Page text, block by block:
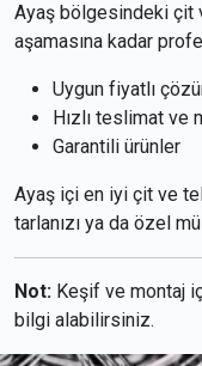
Ayaş bölgesindeki çit
aşamasına kadar
Uygun fiyatlı
Hızlı teslimat ve
Garantili ürünler
Ayaş içi en iyi çit ve
tarlanızı ya da özel
Not: Keşif ve montaj
bilgi alabilirsiniz.